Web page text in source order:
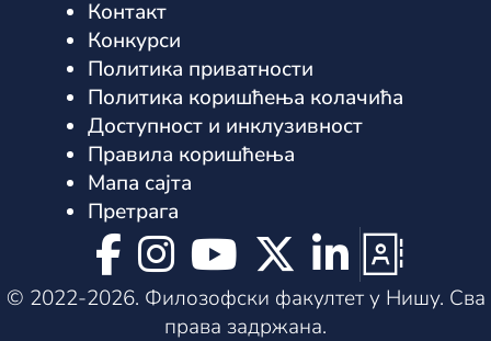
Контакт
Конкурси
Политика приватности
Политика коришћења колачића
Доступност и инклузивност
Правила коришћења
Мапа сајта
Претрага
     
© 2022-2026. Филозофски факултет у Нишу. Сва
права задржана.